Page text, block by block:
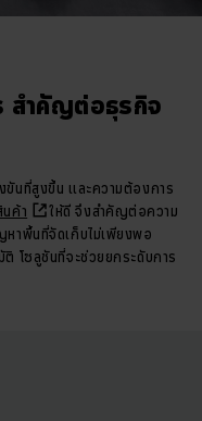
สำคัญต่อธุรกิจ
นที่สูงขึ้น และความต้องการ
ค้า
ให้ดี จึงสำคัญต่อความ
าพื้นที่จัดเก็บไม่เพียงพอ
โซลูชันที่จะช่วยยกระดับการ